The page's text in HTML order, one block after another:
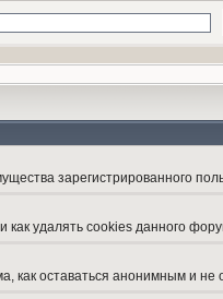
зарегистрированного
как удалять cookies данного
как оставаться анонимным и